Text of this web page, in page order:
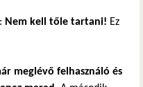
: Nem kell tőle tartani! Ez
meglévő felhasználó és